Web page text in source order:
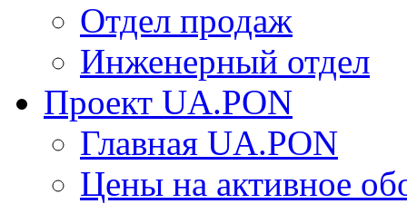
Отдел продаж
Инженерный отдел
Проект UA.PON
Главная UA.PON
Цены на активное